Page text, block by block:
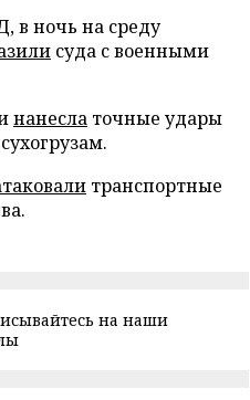
в ночь на среду
суда с военными
нанесла точные удары
транспортные
на наши